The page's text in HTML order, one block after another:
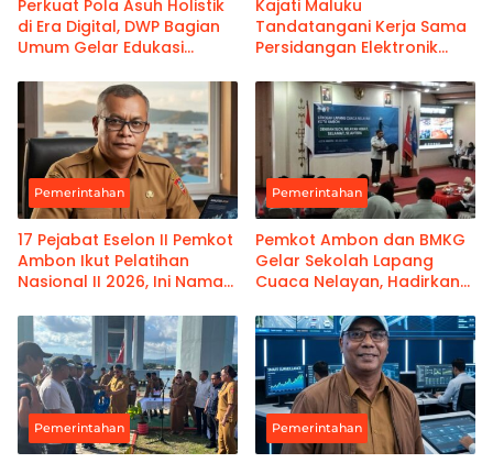
Perkuat Pola Asuh Holistik
di Era Digital, DWP Bagian
Umum Gelar Edukasi
Kajati Maluku
Tandatangani Kerja Sama
Persidangan Elektronik
Kanwil Pemasyarakatan
Maluku
Pemerintahan
17 Pejabat Eselon II Pemkot
Ambon Ikut Pelatihan
Nasional II 2026, Ini Nama-
Pemerintahan
Pemkot Ambon dan BMKG
Gelar Sekolah Lapang
Cuaca Nelayan, Hadirkan
Pemerintahan Pemerintahan